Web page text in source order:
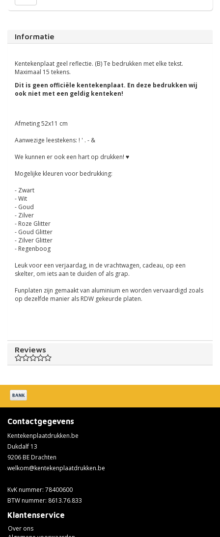
Informatie
Kentekenplaat geel reflectie. (B) Te bedrukken met elke tekst.
Maximaal 15 tekens.
Dit is geen officiële kentekenplaat. En deze bedrukken wij
ook niet met een geldig kenteken!
Afmeting 52x11 cm
Aanwezige leestekens: ! ' . - &
We kunnen er ook een hart op drukken! ♥
Mogelijke kleuren voor bedrukking:
- Zwart
- Wit
- Goud
- Zilver
- Roze Glitter
- Goud Glitter
- Zilver Glitter
- Regenboog
Leuk voor een verjaardag, in de vrachtwagen, cadeau, op een
skelter, om iets aan te duiden of als grap.
Funplaten zijn gemaakt van aluminium en worden vervaardigd zoals
op dezelfde manier als RDW gekeurde platen.
Reviews
Contactgegevens
Kentekenplaatdrukken.be
Dukdalf 13
9206 BE Drachten
welkom@kentekenplaatdrukken.be
KvK nummer: 78400600
BTW nummer: 8613.76.833
Klantenservice
Over ons